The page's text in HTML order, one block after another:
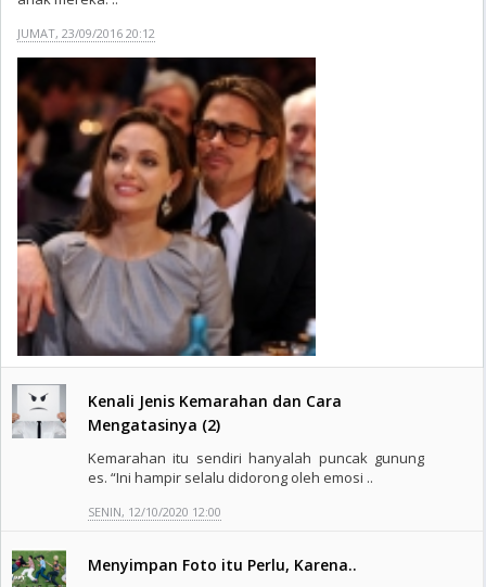
JUMAT, 23/09/2016 20:12
Kenali Jenis Kemarahan dan Cara
Mengatasinya (2)
Kemarahan itu sendiri hanyalah puncak gunung
es. “Ini hampir selalu didorong oleh emosi ..
SENIN, 12/10/2020 12:00
Menyimpan Foto itu Perlu, Karena..